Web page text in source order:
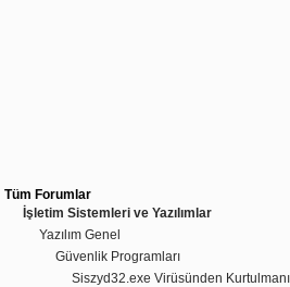
Tüm Forumlar
İşletim Sistemleri ve Yazılımlar
Yazılım Genel
Güvenlik Programları
Siszyd32.exe Virüsünden